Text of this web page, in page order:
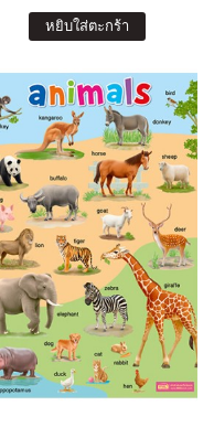
หยิบใส่ตะกร้า